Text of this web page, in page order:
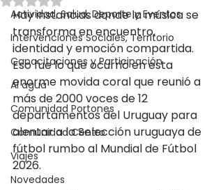
Actividad, Salud, Deporte y Eventos
Intervenciones Sociales, Territorio
Capacitaciones y Participación
Al agua
Comunidad Portones
Comunidad Centro
Viajes
Novedades
Hay instancias donde la música se
transforma en encuentro,
identidad y emoción compartida.
Eso fue lo que ocurrió en esta
enorme movida coral que reunió a
más de 2000 voces de 12
departamentos del Uruguay para
alentar a la Selección uruguaya de
fútbol rumbo al Mundial de Fútbol
2026.